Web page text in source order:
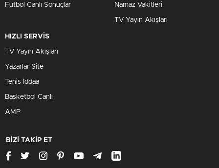
Futbol Canlı Sonuçlar Namaz Vakitleri
TV Yayın Akışları
HIZLI SERVİS
TV Yayın Akışları
Yazarlar Site
Tenis İddaa
Basketbol Canlı
AMP
BİZİ TAKİP ET